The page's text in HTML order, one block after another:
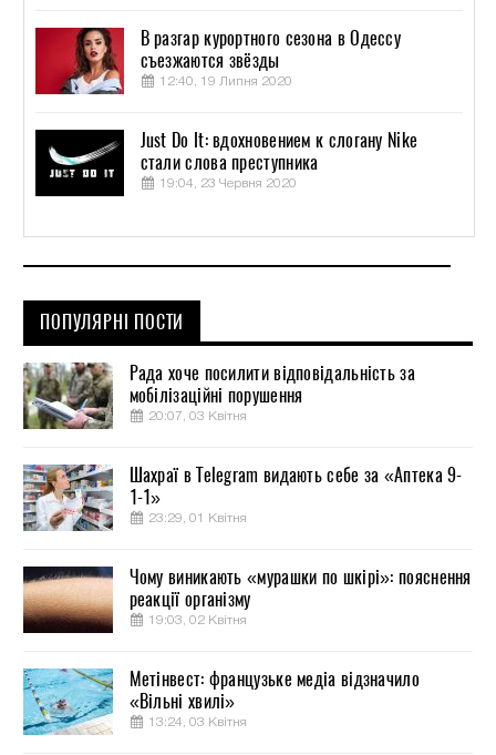
В разгар курортного сезона в Одессу
съезжаются звёзды
12:40, 19 Липня 2020
Just Do It: вдохновением к слогану Nike
стали слова преступника
19:04, 23 Червня 2020
ПОПУЛЯРНІ ПОСТИ
Рада хоче посилити відповідальність за
мобілізаційні порушення
20:07, 03 Квітня
Шахраї в Telegram видають себе за «Аптека 9-
1-1»
23:29, 01 Квітня
Чому виникають «мурашки по шкірі»: пояснення
реакції організму
19:03, 02 Квітня
Метінвест: французьке медіа відзначило
«Вільні хвилі»
13:24, 03 Квітня